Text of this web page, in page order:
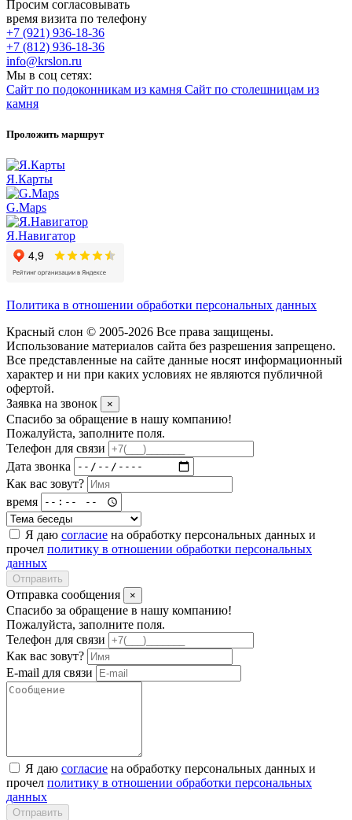
Просим согласовывать
время визита по телефону
+7 (921) 936-18-36
+7 (812) 936-18-36
info@krslon.ru
Мы в соц сетях:
Сайт по подоконникам из камня Сайт по столешницам из
камня
Проложить маршрут
Я.Карты
G.Maps
Я.Навигатор
Политика в отношении обработки персональных данных
Красный слон © 2005-2026 Все права защищены.
Использование материалов сайта без разрешения запрещено.
Все представленные на сайте данные носят информационный
характер и ни при каких условиях не являются публичной
офертой.
Заявка на звонок
×
Спасибо за обращение в нашу компанию!
Пожалуйста, заполните поля.
Телефон для связи
Дата звонка
Как вас зовут?
время
Я даю согласие на обработку персональных данных и
прочел политику в отношении обработки персональных
данных
Отправить
Отправка сообщения ×
Спасибо за обращение в нашу компанию!
Пожалуйста, заполните поля.
Телефон для связи
Как вас зовут?
E-mail для связи
Я даю согласие на обработку персональных данных и
прочел политику в отношении обработки персональных
данных
Отправить